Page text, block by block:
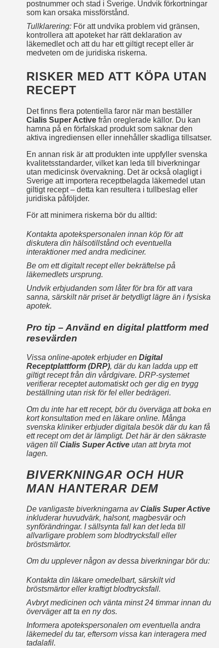
postnummer och stad i Sverige. Undvik förkortningar
som kan orsaka missförstånd.
Tullklarering:För att undvika problem vid gränsen,
kontrollera att apoteket har rätt deklaration av
läkemedlet och att du har ett giltigt recept eller är
medveten om de juridiska riskerna.
RISKER MED ATT KÖPA UTAN
RECEPT
Det finns flera potentiella faror när man beställer
Cialis Super Activefrån oreglerade källor. Du kan
hamna på en förfalskad produkt som saknar den
aktiva ingrediensen eller innehåller skadliga tillsatser.
En annan risk är att produkten inte uppfyller svenska
kvalitetsstandarder, vilket kan leda till biverkningar
utan medicinsk övervakning. Det är också olagligt i
Sverige att importera receptbelagda läkemedel utan
giltigt recept – detta kan resultera i tullbeslag eller
juridiska påföljder.
För att minimera riskerna bör du alltid:
Kontakta apotekspersonalen innan köp för att
diskutera din hälsotillstånd och eventuella
interaktioner med andra mediciner.
Be om ett digitalt recept eller bekräftelse på
läkemedlets ursprung.
Undvik erbjudanden som låter för bra för att vara
sanna, särskilt när priset är betydligt lägre än i fysiska
apotek.
Pro tip – Använd en digital plattform med
resevärden
Vissa online‑apotek erbjuder en Digital
Receptplattform (DRP), där du kan ladda upp ett
giltigt recept från din vårdgivare. DRP-systemet
verifierar receptet automatiskt och ger dig en trygg
beställning utan risk för fel eller bedrägeri.
Om du inte har ett recept, bör du överväga att boka en
kort konsultation med en läkare online. Många
svenska kliniker erbjuder digitala besök där du kan få
ett recept om det är lämpligt. Det här är den säkraste
vägen till Cialis Super Activeutan att bryta mot
lagen.
BIVERKNINGAR OCH HUR
MAN HANTERAR DEM
De vanligaste biverkningarna avCialis Super Active
inkluderar huvudvärk, halsont, magbesvär och
synförändringar. I sällsynta fall kan det leda till
allvarligare problem som blodtrycksfall eller
bröstsmärtor.
Om du upplever någon av dessa biverkningar bör du:
Kontakta din läkare omedelbart, särskilt vid
bröstsmärtor eller kraftigt blodtrycksfall.
Avbryt medicinen och vänta minst 24 timmar innan du
överväger att ta en ny dos.
Informera apotekspersonalen om eventuella andra
läkemedel du tar, eftersom vissa kan interagera med
tadalafil.